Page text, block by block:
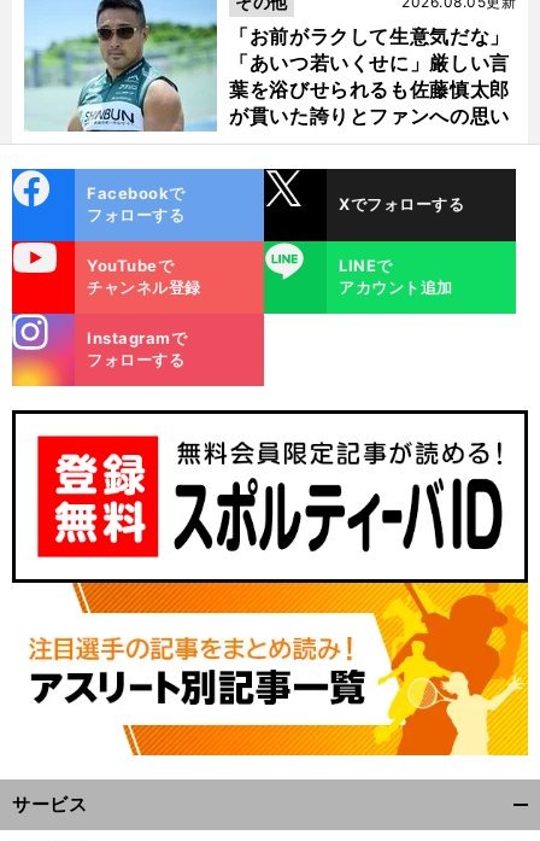
「お前がラクして生意気だな」
「あいつ若いくせに」厳しい言
葉を浴びせられるも佐藤慎太郎
が貫いた誇りとファンへの思い
ok
Facebookで
フォローする
Xでフォローする
YouTubeで
チャンネル登録
LINE
LINEで
アカウント追加
m
Instagramで
フォローする
サービス